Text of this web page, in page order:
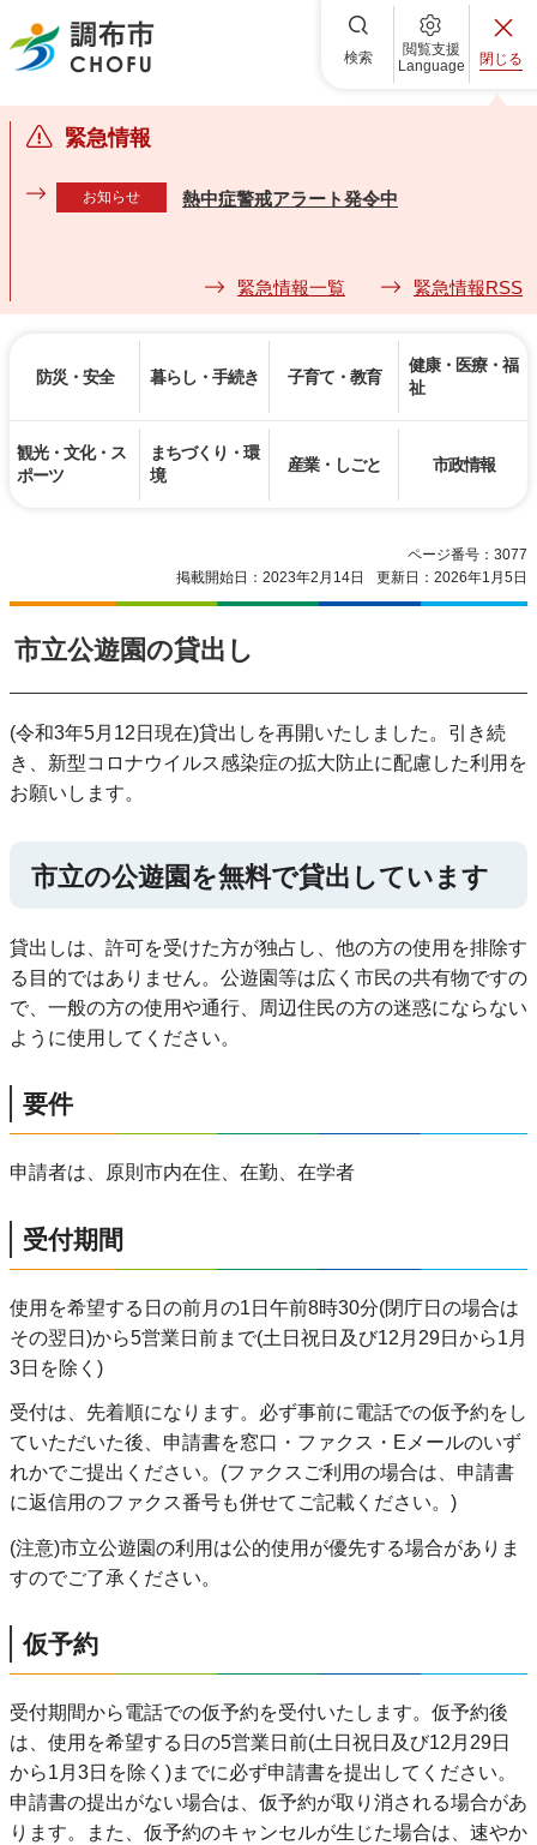
調布市 検索
閲覧支援
Language
閉じる
緊急情報
お知らせ 熱中症警戒アラート発令中
緊急情報一覧 緊急情報RSS
防災・安全 暮らし・手続き 子育て・教育
健康・医療・福
祉
観光・文化・ス
ポーツ
まちづくり・環
境
産業・しごと 市政情報
ページ番号：3077
掲載開始日：2023年2月14日
更新日：2026年1月5日
市立公遊園の貸出し
(令和3年5月12日現在)貸出しを再開いたしました。引き続
き、新型コロナウイルス感染症の拡大防止に配慮した利用を
お願いします。
市立の公遊園を無料で貸出しています
貸出しは、許可を受けた方が独占し、他の方の使用を排除す
る目的ではありません。公遊園等は広く市民の共有物ですの
で、一般の方の使用や通行、周辺住民の方の迷惑にならない
ように使用してください。
要件
申請者は、原則市内在住、在勤、在学者
受付期間
使用を希望する日の前月の1日午前8時30分(閉庁日の場合は
その翌日)から5営業日前まで(土日祝日及び12月29日から1月
3日を除く)
受付は、先着順になります。必ず事前に電話での仮予約をし
ていただいた後、申請書を窓口・ファクス・Eメールのいず
れかでご提出ください。(ファクスご利用の場合は、申請書
に返信用のファクス番号も併せてご記載ください。)
(注意)市立公遊園の利用は公的使用が優先する場合がありま
すのでご了承ください。
仮予約
受付期間から電話での仮予約を受付いたします。仮予約後
は、使用を希望する日の5営業日前(土日祝日及び12月29日
から1月3日を除く)までに必ず申請書を提出してください。
申請書の提出がない場合は、仮予約が取り消される場合があ
ります。また、仮予約のキャンセルが生じた場合は、速やか